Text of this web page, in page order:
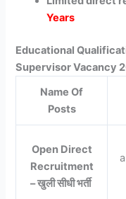
Years
Educational
Supervisor Vacancy
Name Of
Posts
Open Direct
Recruitment
–खुली सीधी भर्ती